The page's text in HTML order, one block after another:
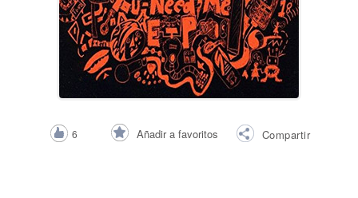
6 Añadir a favoritos Compartir